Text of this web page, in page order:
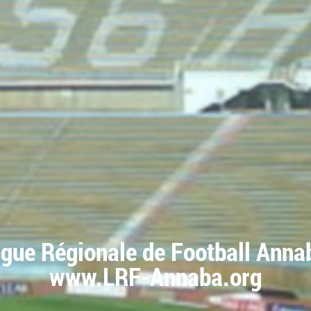
Régionale de Football
www.LRF-Annaba.org